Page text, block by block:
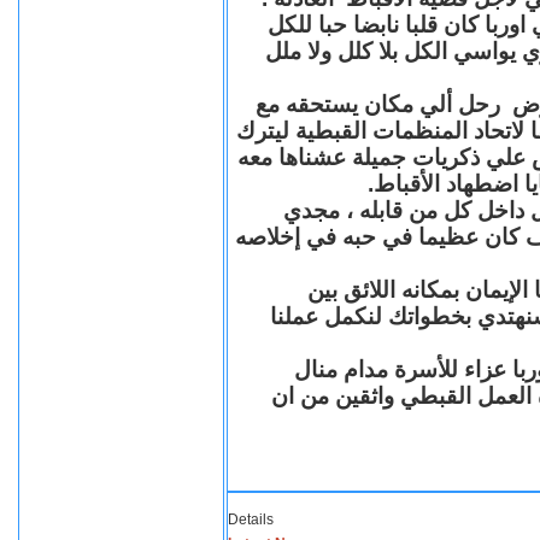
كان قلبا نابضا حبا للكل
يواسي الكل بلا كلل ولا ملل
رحل ألي مكان يستحقه مع
المنظمات القبطية ليترك
علي ذكريات جميلة عشناها معه
اضطهاد الأقباط.
داخل كل من قابله ، مجدي
عظيما في حبه في إخلاصه
بمكانه اللائق بين
بخطواتك لنكمل عملنا
عزاء للأسرة مدام منال
العمل القبطي واثقين من ان
Details